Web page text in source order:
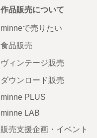
作品販売について
minneで売りたい
食品販売
ヴィンテージ販売
ダウンロード販売
minne PLUS
minne LAB
販売支援企画・イベント